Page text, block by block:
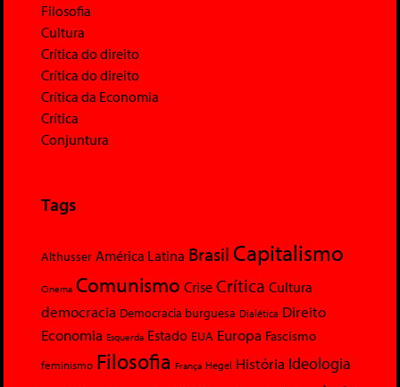
Filosofia
Cultura
Crítica do direito
Crítica do direito
Crítica da Economia
Crítica
Conjuntura
Tags
Althusser América Latina Brasil Capitalismo
Cinema Comunismo Crise Crítica Cultura
democracia Democracia burguesa Dialética Direito
Economia Esquerda Estado EUA Europa Fascismo
feminismo Filosofia França Hegel História Ideologia